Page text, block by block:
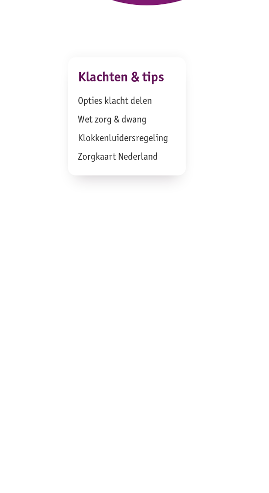
Klachten & tips
Opties klacht delen
Wet zorg & dwang
Klokkenluidersregeling
Zorgkaart Nederland